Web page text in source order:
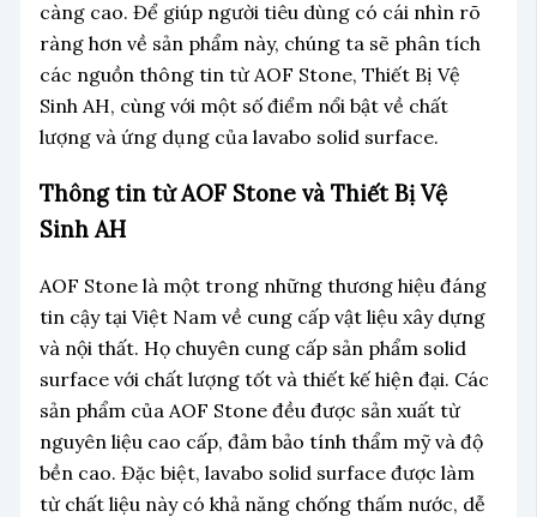
càng cao. Để giúp người tiêu dùng có cái nhìn rõ
ràng hơn về sản phẩm này, chúng ta sẽ phân tích
các nguồn thông tin từ AOF Stone, Thiết Bị Vệ
Sinh AH, cùng với một số điểm nổi bật về chất
lượng và ứng dụng của lavabo solid surface.
Thông tin từ AOF Stone và Thiết Bị Vệ
Sinh AH
AOF Stone là một trong những thương hiệu đáng
tin cậy tại Việt Nam về cung cấp vật liệu xây dựng
và nội thất. Họ chuyên cung cấp sản phẩm solid
surface với chất lượng tốt và thiết kế hiện đại. Các
sản phẩm của AOF Stone đều được sản xuất từ
nguyên liệu cao cấp, đảm bảo tính thẩm mỹ và độ
bền cao. Đặc biệt, lavabo solid surface được làm
từ chất liệu này có khả năng chống thấm nước, dễ